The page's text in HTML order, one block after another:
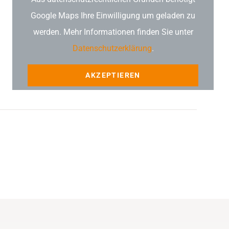
Google Maps Ihre Einwilligung um geladen zu
werden. Mehr Informationen finden Sie unter
Datenschutzerklärung.
AKZEPTIEREN